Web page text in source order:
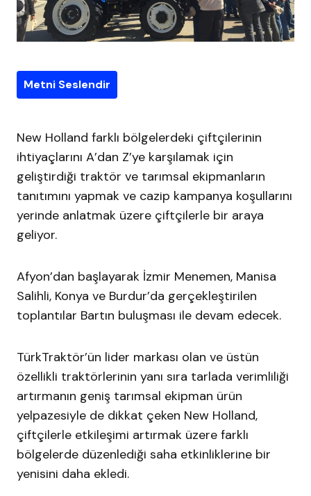
Metni Seslendir
New Holland farklı bölgelerdeki çiftçilerinin
ihtiyaçlarını A’dan Z’ye karşılamak için
geliştirdiği traktör ve tarımsal ekipmanların
tanıtımını yapmak ve cazip kampanya koşullarını
yerinde anlatmak üzere çiftçilerle bir araya
geliyor.
Afyon’dan başlayarak İzmir Menemen, Manisa
Salihli, Konya ve Burdur’da gerçekleştirilen
toplantılar Bartın buluşması ile devam edecek.
TürkTraktör’ün lider markası olan ve üstün
özellikli traktörlerinin yanı sıra tarlada verimliliği
artırmanın geniş tarımsal ekipman ürün
yelpazesiyle de dikkat çeken New Holland,
çiftçilerle etkileşimi artırmak üzere farklı
bölgelerde düzenlediği saha etkinliklerine bir
yenisini daha ekledi.